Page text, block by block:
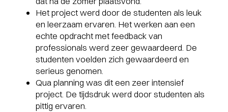
Het project werd door de studenten als leuk
en leerzaam ervaren. Het werken aan een
echte opdracht met feedback van
professionals werd zeer gewaardeerd. De
studenten voelden zich gewaardeerd en
serieus genomen.
Qua planning was dit een zeer intensief
project. De tijdsdruk werd door studenten als
pittig ervaren.